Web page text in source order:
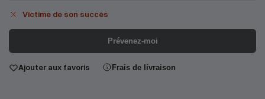
Victime de son succès
Prévenez-moi
Ajouter aux favoris Frais de livraison